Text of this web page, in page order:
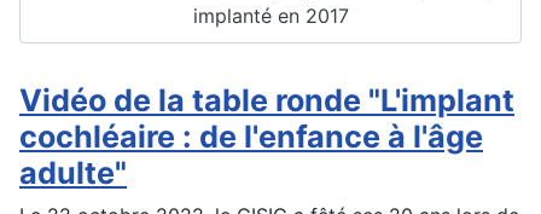
implanté en 2017
Vidéo de la table ronde "L'implant
cochléaire : de l'enfance à l'âge
adulte"